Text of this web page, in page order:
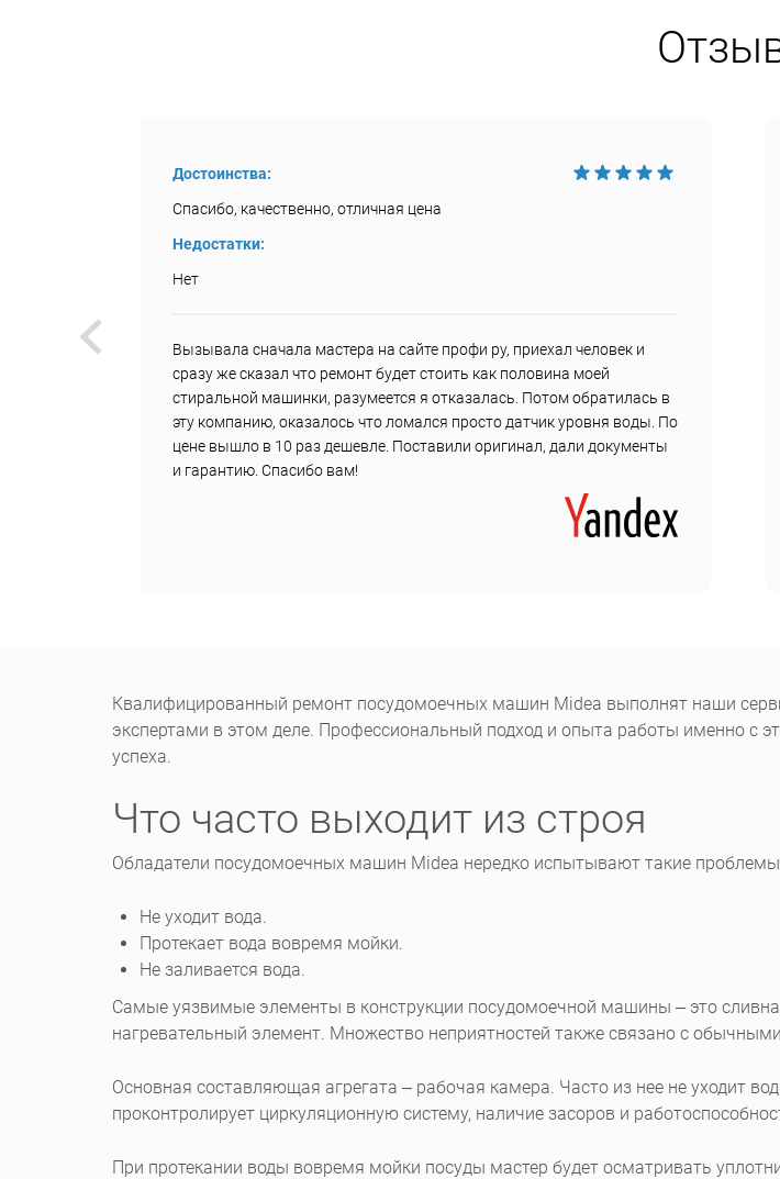
Достоинства:
Спасибо, качественно, отличная цена
Недостатки:
Нет
Вызывала сначала мастера на сайте профи ру, приехал человек и
сразу же сказал что ремонт будет стоить как половина моей
стиральной машинки, разумеется я отказалась. Потом обратилась в
эту компанию, оказалось что ломался просто датчик уровня воды. По
цене вышло в 10 раз дешевле. Поставили оригинал, дали документы
и гарантию. Спасибо вам!
Квалифицированный ремонт посудомоечных машин Midea выполнят наши
экспертами в этом деле. Профессиональный подход и опыта работы именно с
успеха.
Что часто выходит из строя
Обладатели посудомоечных машин Midea нередко испытывают такие
Не уходит вода.
Протекает вода вовремя мойки.
Не заливается вода.
Самые уязвимые элементы в конструкции посудомоечной машины ‒ это
нагревательный элемент. Множество неприятностей также связано с
Основная составляющая агрегата ‒ рабочая камера. Часто из нее не уходит
проконтролирует циркуляционную систему, наличие засоров и
При протекании воды вовремя мойки посуды мастер будет осматривать